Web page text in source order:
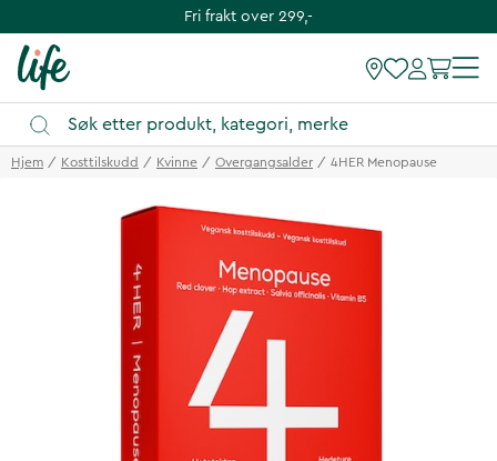
Fri frakt over 299,-
Hjem Kosttilskudd Kvinne Overgangsalder 4HER Menopause